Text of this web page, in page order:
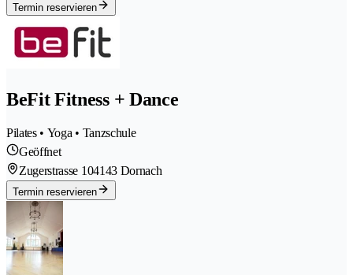
Termin reservieren
BeFit Fitness + Dance
Pilates • Yoga • Tanzschule
Geöffnet
Zugerstrasse 104143 Dornach
Termin reservieren